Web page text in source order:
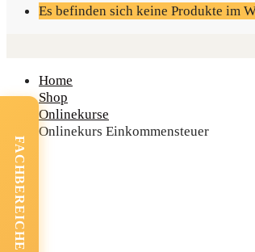
Es befinden sich keine Produkte im
Home
Shop
Onlinekurse
Online­kurs Einkommensteuer
FACHBEREICHE